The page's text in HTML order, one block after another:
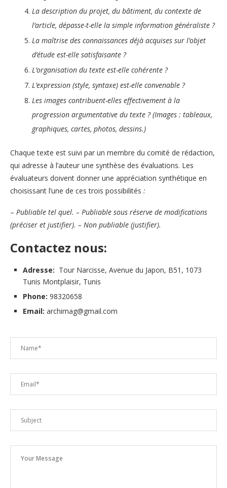
La description du projet, du bâtiment, du contexte de
l’article, dépasse-t-elle la simple information généraliste ?
La maîtrise des connaissances déjà acquises sur l’objet
d’étude est-elle satisfaisante ?
L’organisation du texte est-elle cohérente ?
L’expression (style, syntaxe) est-elle convenable ?
Les images contribuent-elles effectivement à la
progression argumentative du texte ? (Images : tableaux,
graphiques, cartes, photos, dessins.)
Chaque texte est suivi par un membre du comité de rédaction,
qui adresse à l’auteur une synthèse des évaluations. Les
évaluateurs doivent donner une appréciation synthétique en
choisissant l’une de ces trois possibilités :
– Publiable tel quel. – Publiable sous réserve de modifications
(préciser et justifier). – Non publiable (justifier).
Contactez nous:
Adresse: Tour Narcisse, Avenue du Japon, B51, 1073
Tunis Montplaisir, Tunis
Phone: 98320658
Email: archimag@gmail.com